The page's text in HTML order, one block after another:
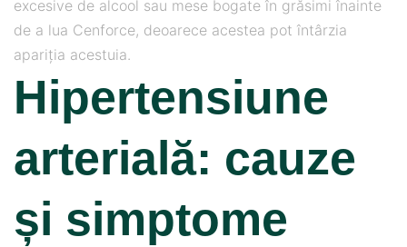
excesive de alcool sau mese bogate în grăsimi înainte
de a lua Cenforce, deoarece acestea pot întârzia
apariția acestuia.
Hipertensiune
arterială: cauze
și simptome